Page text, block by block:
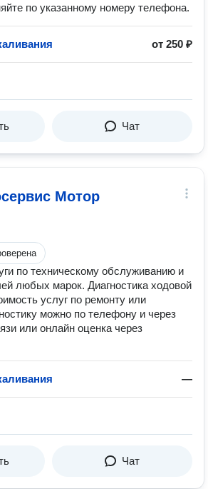
по указанному номеру телефона.
от 250 ₽
Чат
Мотор
по техническому обслуживанию и
любых марок. Диагностика ходовой
услуг по ремонту или
можно по телефону и через
или онлайн оценка через
—
Чат